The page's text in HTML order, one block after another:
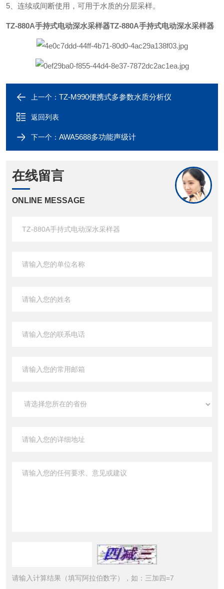
5、连续或间断使用，可用于水质的分层采样。
TZ-880A手持式电动深水采样器TZ-880A手持式电动深水采样器
上一个： TZ-M990便携式多参数水质分析仪
返回列表
下一个： AWA5688多功能声级计
在线留言
ONLINE MESSAGE
请输入计算结果（填写阿拉伯数字），如：三加四=7